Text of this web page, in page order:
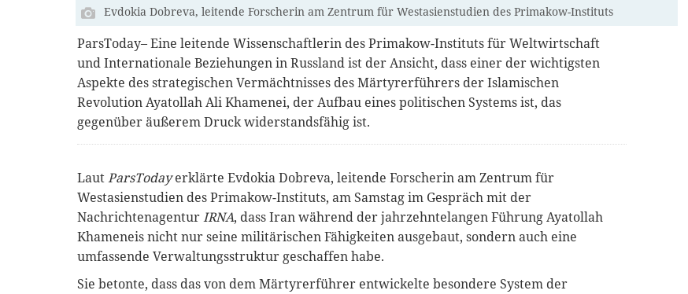
Evdokia Dobreva, leitende Forscherin am Zentrum für Westasienstudien des Primakow-Instituts
ParsToday– Eine leitende Wissenschaftlerin des Primakow-Instituts für Weltwirtschaft
und Internationale Beziehungen in Russland ist der Ansicht, dass einer der wichtigsten
Aspekte des strategischen Vermächtnisses des Märtyrerführers der Islamischen
Revolution Ayatollah Ali Khamenei, der Aufbau eines politischen Systems ist, das
gegenüber äußerem Druck widerstandsfähig ist.
LautParsTodayerklärte Evdokia Dobreva, leitende Forscherin am Zentrum für
Westasienstudien des Primakow-Instituts, am Samstag im Gespräch mit der
NachrichtenagenturIRNA, dass Iran während der jahrzehntelangen Führung Ayatollah
Khameneis nicht nur seine militärischen Fähigkeiten ausgebaut, sondern auch eine
umfassende Verwaltungsstruktur geschaffen habe.
Sie betonte, dass das von dem Märtyrerführer entwickelte besondere System der